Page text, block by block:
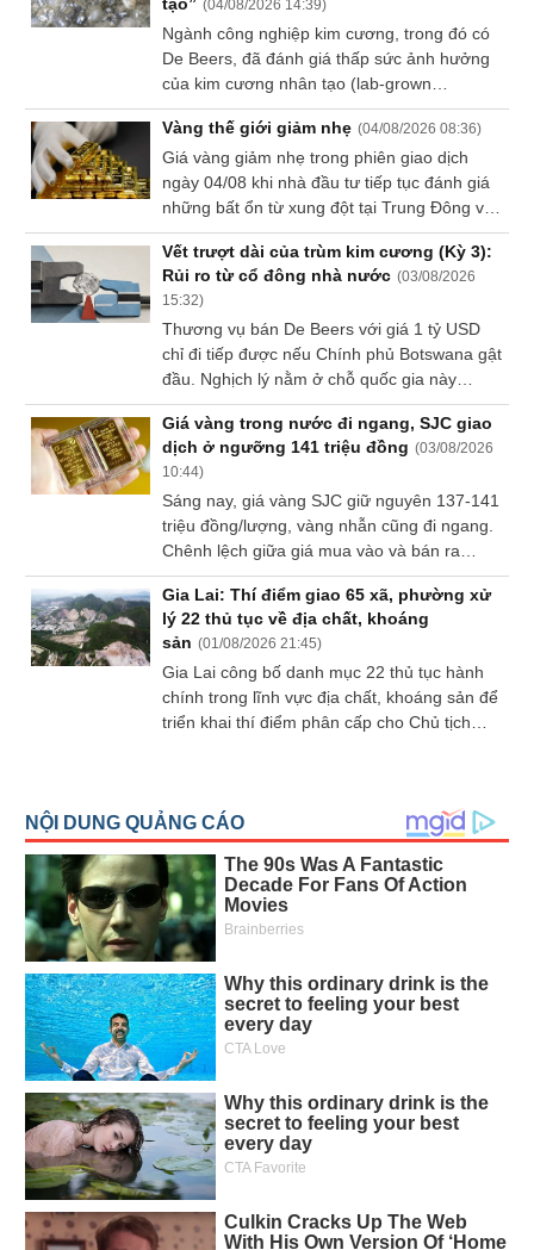
(04/08/2026 14:39)
Ngành công nghiệp kim cương, trong đó có
De Beers, đã đánh giá thấp sức ảnh hưởng
của kim cương nhân tạo (lab-grown
diamonds) - yếu tố đang làm thay đổi cục
diện thị trường kim cương tự nhiên. Đây là
nhận định của ông Duncan Wanblad, CEO
tập đoàn khai khoáng Anglo American.
Vàng thế giới giảm nhẹ (04/08/2026 08:36)
Giá vàng giảm nhẹ trong phiên giao dịch
ngày 04/08 khi nhà đầu tư tiếp tục đánh giá
những bất ổn từ xung đột tại Trung Đông và
nguy cơ lạm phát gia tăng, đồng thời chờ
loạt dữ liệu việc làm của Mỹ trong tuần này
để tìm thêm tín hiệu về lộ trình chính sách
của Cục Dự trữ Liên bang Mỹ (Fed).
Vết trượt dài của trùm kim cương (Kỳ 3):
Rủi ro từ cổ đông nhà nước (03/08/2026
15:32)
Thương vụ bán De Beers với giá 1 tỷ USD
chỉ đi tiếp được nếu Chính phủ Botswana gật
đầu. Nghịch lý nằm ở chỗ quốc gia này
muốn mua thêm cổ phần vào đúng lúc tài
sản mất giá, đây là lựa chọn hợp lý với một
ngân sách sống nhờ kim cương, nhưng lại là
thứ khiến nhà đầu tư tư nhân trả giá thấp.
Giá vàng trong nước đi ngang, SJC giao
dịch ở ngưỡng 141 triệu đồng (03/08/2026
10:44)
Sáng nay, giá vàng SJC giữ nguyên 137-141
triệu đồng/lượng, vàng nhẫn cũng đi ngang.
Chênh lệch giữa giá mua vào và bán ra
được các doanh nghiệp kinh doanh vàng
duy trì ở mức 4 triệu đồng/lượng.
Gia Lai: Thí điểm giao 65 xã, phường xử
lý 22 thủ tục về địa chất, khoáng
sản (01/08/2026 21:45)
Gia Lai công bố danh mục 22 thủ tục hành
chính trong lĩnh vực địa chất, khoáng sản để
triển khai thí điểm phân cấp cho Chủ tịch
Dữ